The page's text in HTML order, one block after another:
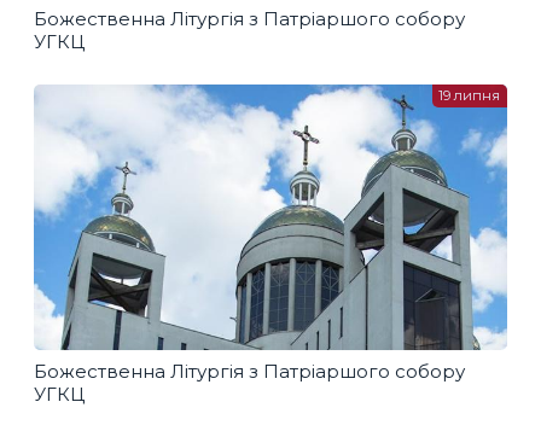
Божественна Літургія з Патріаршого собору
УГКЦ
Божественна Літургія з Патріаршого собору
УГКЦ
19 липня